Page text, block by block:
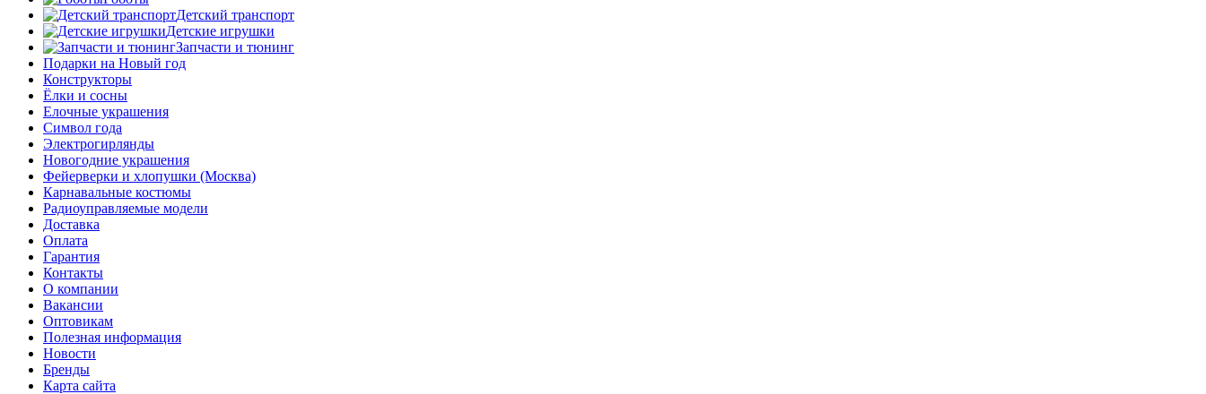
Детский транспорт
Детские игрушки
Запчасти и тюнинг
Подарки на Новый год
Конструкторы
Ёлки и сосны
Елочные украшения
Символ года
Электрогирлянды
Новогодние украшения
Фейерверки и хлопушки (Москва)
Карнавальные костюмы
Радиоуправляемые модели
Доставка
Оплата
Гарантия
Контакты
О компании
Вакансии
Оптовикам
Полезная информация
Новости
Бренды
Карта сайта